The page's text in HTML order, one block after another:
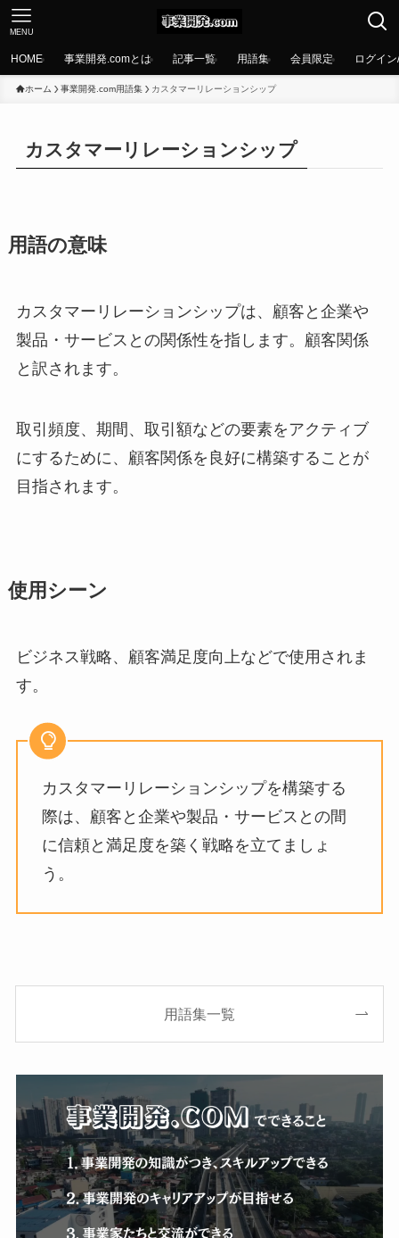
MENU
HOME 事業開発.comとは 記事一覧 用語集 会員限定 ログイ
ホーム 事業開発.com用語集 カスタマーリレーションシップ
カスタマーリレーションシップ
用語の意味
カスタマーリレーションシップは、顧客と企業や
製品・サービスとの関係性を指します。顧客関係
と訳されます。
取引頻度、期間、取引額などの要素をアクティブ
にするために、顧客関係を良好に構築することが
目指されます。
使用シーン
ビジネス戦略、顧客満足度向上などで使用されま
す。
カスタマーリレーションシップを構築する
際は、顧客と企業や製品・サービスとの間
に信頼と満足度を築く戦略を立てましょ
う。
用語集一覧